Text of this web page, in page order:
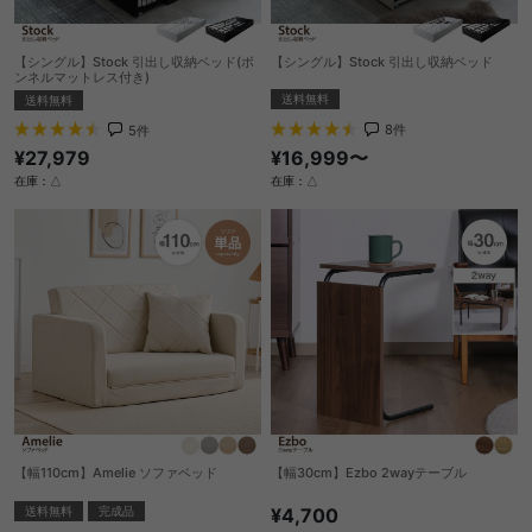
【シングル】Stock 引出し収納ベッド(ボ
ンネルマットレス付き)
送料無料
5件
¥27,979
在庫：△
【シングル】Stock 引出し収納ベッド
送料無料
8件
¥16,999〜
在庫：△
【幅110cm】Amelie ソファベッド
送料無料 完成品
【幅30cm】Ezbo 2wayテーブル
¥4,700